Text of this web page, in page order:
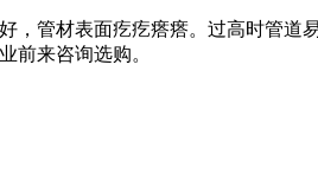
管材表面疙疙瘩瘩。过高时管道
前来咨询选购。